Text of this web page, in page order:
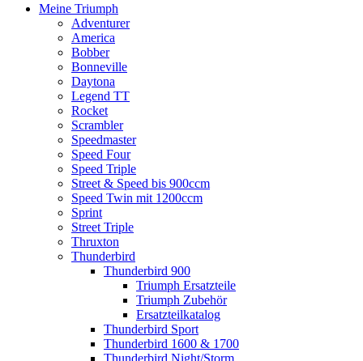
Meine Triumph
Adventurer
America
Bobber
Bonneville
Daytona
Legend TT
Rocket
Scrambler
Speedmaster
Speed Four
Speed Triple
Street & Speed bis 900ccm
Speed Twin mit 1200ccm
Sprint
Street Triple
Thruxton
Thunderbird
Thunderbird 900
Triumph Ersatzteile
Triumph Zubehör
Ersatzteilkatalog
Thunderbird Sport
Thunderbird 1600 & 1700
Thunderbird Night/Storm